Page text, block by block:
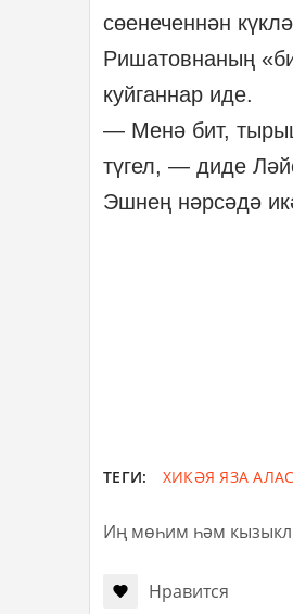
сөенеченнән
Ришатовнаның
куйганнар иде.
— Менә бит,
түгел, — диде
Эшнең нәрсәдә
ТЕГИ: ХИКӘЯ ЯЗА
Иң мөһим һәм
Нравится